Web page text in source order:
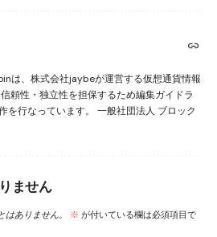
は、株式会社jaybeが運営する仮想通貨情報
頼性・独立性を担保するため編集ガイドラ
を行なっています。 一般社団法人 ブロック
ません
ありません。 ※ が付いている欄は必須項目で